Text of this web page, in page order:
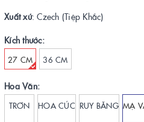
Xuất xứ: Czech (Tiệp Khắc)
Kích thước:
27 CM 36 CM
Hoa Văn:
TRƠN HOA CÚC RUY BĂNG MẠ